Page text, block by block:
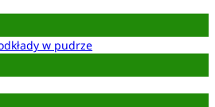
w pudrze